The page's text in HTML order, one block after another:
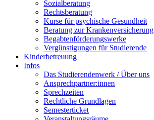
Sozialberatung
Rechtsberatung
Kurse für psychische Gesundheit
Beratung zur Krankenversicherung
Begabtenförderungswerke
Vergünstigungen für Studierende
Kinderbetreuung
Infos
Das Studierendenwerk / Über uns
Ansprechpartner:innen
Sprechzeiten
Rechtliche Grundlagen
Semesterticket